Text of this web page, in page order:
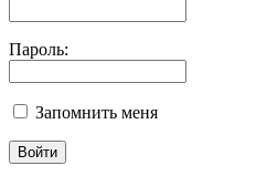
Пароль:
Запомнить меня